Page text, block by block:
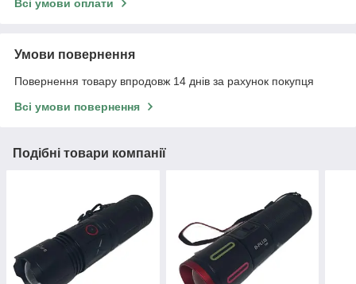
Всі умови оплати
Умови повернення
Повернення товару впродовж 14 днів за рахунок покупця
Всі умови повернення
Подібні товари компанії